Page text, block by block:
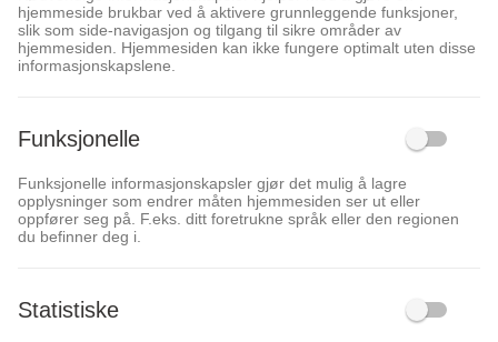
hjemmeside brukbar ved å aktivere grunnleggende funksjoner,
slik som side-navigasjon og tilgang til sikre områder av
hjemmesiden. Hjemmesiden kan ikke fungere optimalt uten disse
informasjonskapslene.
Funksjonelle
Funksjonelle informasjonskapsler gjør det mulig å lagre
opplysninger som endrer måten hjemmesiden ser ut eller
oppfører seg på. F.eks. ditt foretrukne språk eller den regionen
du befinner deg i.
Statistiske